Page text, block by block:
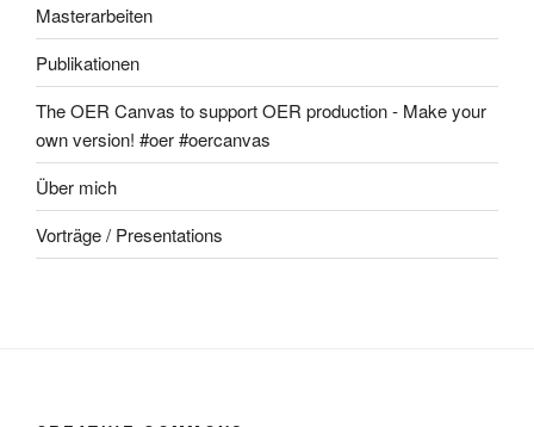
Masterarbeiten
Publikationen
The OER Canvas to support OER production - Make your
own version! #oer #oercanvas
Über mich
Vorträge / Presentations